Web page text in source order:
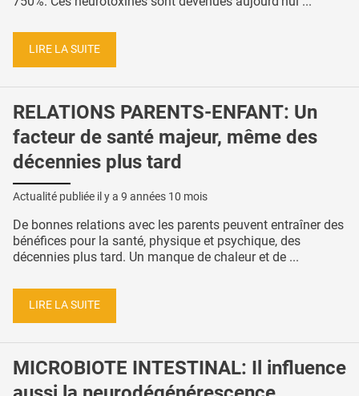
LIRE LA SUITE
RELATIONS PARENTS-ENFANT: Un
facteur de santé majeur, même des
décennies plus tard
Actualité publiée il y a 9 années 10 mois
De bonnes relations avec les parents peuvent entraîner des
bénéfices pour la santé, physique et psychique, des
décennies plus tard. Un manque de chaleur et de ...
LIRE LA SUITE
MICROBIOTE INTESTINAL: Il influence